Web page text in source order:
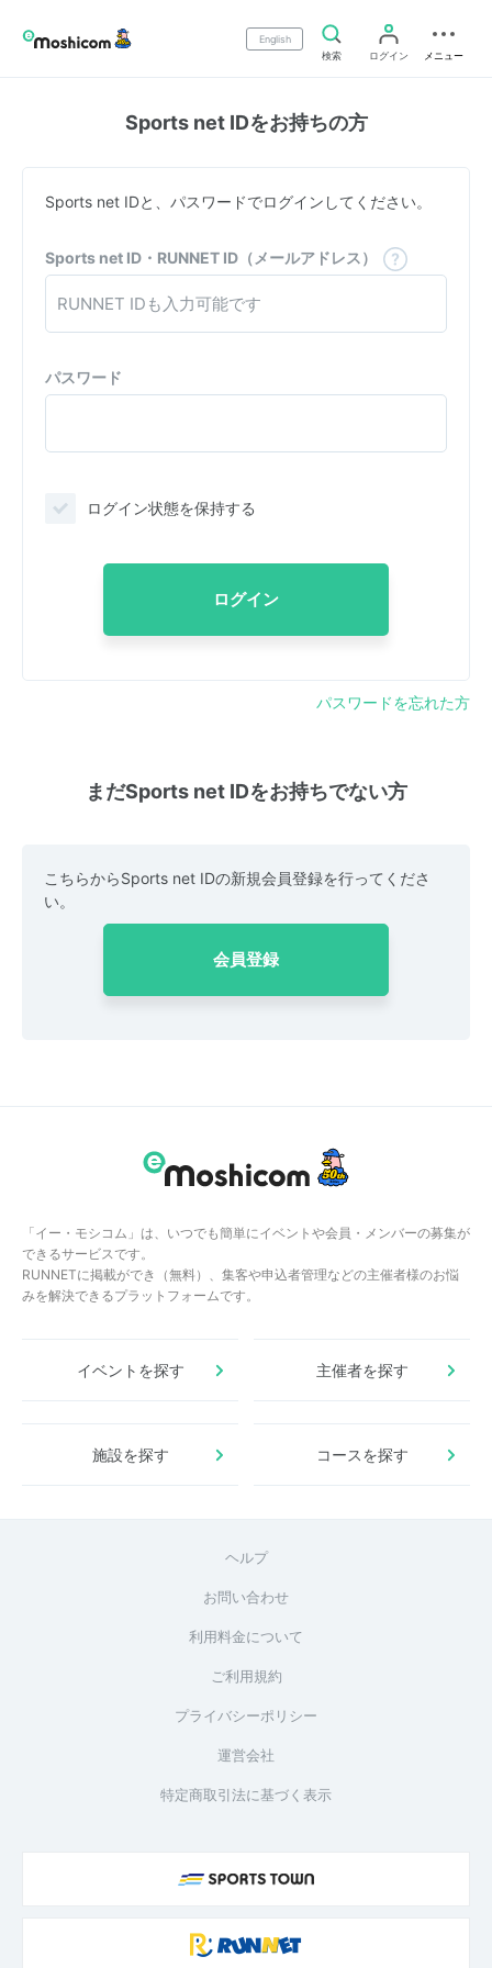
English
検索
ログイン メニュー
Sports net IDをお持ちの方
Sports net IDと、パスワードでログインしてください。
Sports net ID・RUNNET ID（メールアドレス）
パスワード
ログイン状態を保持する
ログイン
パスワードを忘れた方
まだSports net IDをお持ちでない方
こちらからSports net IDの新規会員登録を行ってくださ
い。
会員登録
「イー・モシコム」は、いつでも簡単にイベントや会員・メンバーの募集が
できるサービスです。
RUNNETに掲載ができ（無料）、集客や申込者管理などの主催者様のお悩
みを解決できるプラットフォームです。
イベントを探す 主催者を探す
施設を探す コースを探す
ヘルプ
お問い合わせ
利用料金について
ご利用規約
プライバシーポリシー
運営会社
特定商取引法に基づく表示